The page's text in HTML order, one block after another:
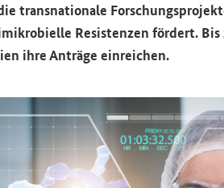
trans­na­tio­na­le
Re­sis­ten­zen för­dert.
ihre An­trä­ge ein­rei­chen.